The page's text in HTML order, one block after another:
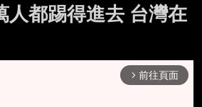
人都踢得進去 台灣在
arrow_forward_ios 前往頁面